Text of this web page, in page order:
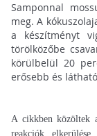
Samponnal
meg. A
a készítményt
törölközőbe
körülbelül 20
erősebb és
A cikkben közöltek
reakciók